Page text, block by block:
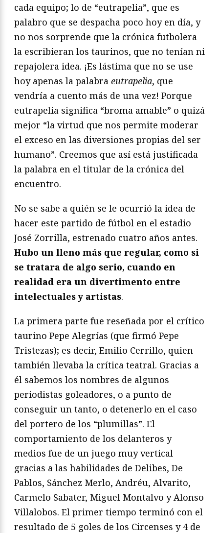
cada equipo; lo de “eutrapelia”, que es
palabro que se despacha poco hoy en día, y
no nos sorprende que la crónica futbolera
la escribieran los taurinos, que no tenían ni
repajolera idea. ¡Es lástima que no se use
hoy apenas la palabra eutrapelia, que
vendría a cuento más de una vez! Porque
eutrapelia significa “broma amable” o quizá
mejor “la virtud que nos permite moderar
el exceso en las diversiones propias del ser
humano”. Creemos que así está justificada
la palabra en el titular de la crónica del
encuentro.
No se sabe a quién se le ocurrió la idea de
hacer este partido de fútbol en el estadio
José Zorrilla, estrenado cuatro años antes.
Hubo un lleno más que regular, como si
se tratara de algo serio, cuando en
realidad era un divertimento entre
intelectuales y artistas.
La primera parte fue reseñada por el crítico
taurino Pepe Alegrías (que firmó Pepe
Tristezas); es decir, Emilio Cerrillo, quien
también llevaba la crítica teatral. Gracias a
él sabemos los nombres de algunos
periodistas goleadores, o a punto de
conseguir un tanto, o detenerlo en el caso
del portero de los “plumillas”. El
comportamiento de los delanteros y
medios fue de un juego muy vertical
gracias a las habilidades de Delibes, De
Pablos, Sánchez Merlo, Andréu, Alvarito,
Carmelo Sabater, Miguel Montalvo y Alonso
Villalobos. El primer tiempo terminó con el
resultado de 5 goles de los Circenses y 4 de